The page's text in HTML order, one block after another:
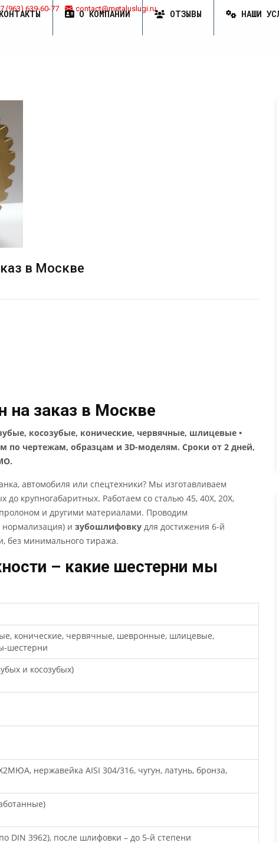
(963) 639-60-77 contact@metaluslugi.ru
О КОМПАНИИ ОТЗЫВЫ НАШИ
в Москве
на заказ в Москве
косозубые, конические, червячные, шлицевые •
по чертежам, образцам и 3D-моделям. Сроки от 2 дней,
автомобиля или спецтехники? Мы изготавливаем
до крупногабаритных. Работаем со сталью 45, 40Х, 20Х,
и другими материалами. Проводим
нормализация) и зубошлифовку для достижения 6-й
без минимального тиража.
– какие шестерни мы
конические, червячные, шевронные, шлицевые,
шестерни
и косозубых)
нержавейка AISI 304/316, чугун, латунь, бронза,
DIN 3962), после шлифовки – до 5-й степени